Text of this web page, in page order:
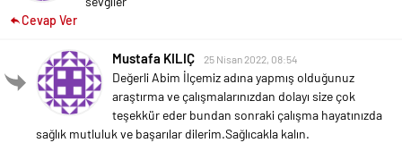
Cevap Ver
Mustafa KILIÇ 25 Nisan 2022, 08:54
Değerli Abim İlçemiz adına yapmış olduğunuz
araştırma ve çalışmalarınızdan dolayı size çok
teşekkür eder bundan sonraki çalışma hayatınızda
sağlık mutluluk ve başarılar dilerim.Sağlıcakla kalın.